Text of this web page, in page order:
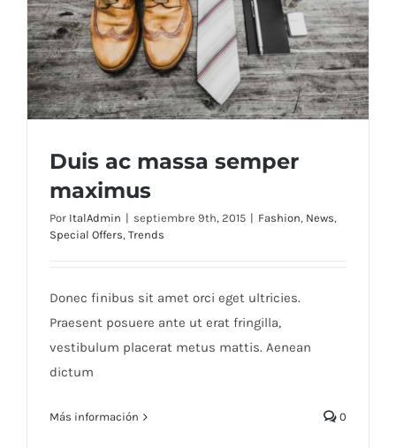
Duis ac massa semper
maximus
Por ItalAdmin | septiembre 9th, 2015 | Fashion, News,
Special Offers, Trends
Donec finibus sit amet orci eget ultricies.
Praesent posuere ante ut erat fringilla,
vestibulum placerat metus mattis. Aenean
dictum
Más información 0